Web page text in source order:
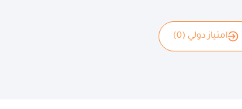
امتياز دولي (0)